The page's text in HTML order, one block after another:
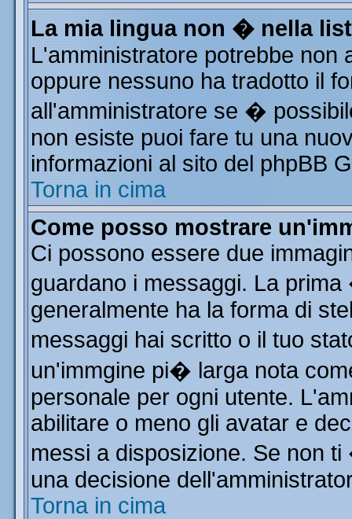
La mia lingua non � nella
L'amministratore potrebbe non
oppure nessuno ha tradotto il
all'amministratore se �
non esiste puoi fare tu una
informazioni al sito del phpBB
Torna in cima
Come posso mostrare
Ci possono essere due
guardano i messaggi. La
generalmente ha la forma di
messaggi hai scritto o il tuo
un'immgine pi� larga nota
personale per ogni utente.
abilitare o meno gli avatar e
messi a disposizione. Se non
una decisione
Torna in cima